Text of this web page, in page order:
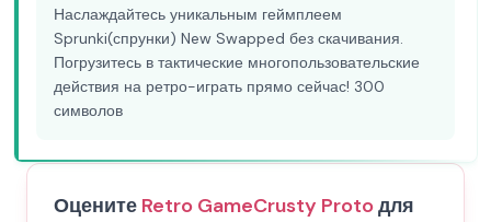
Наслаждайтесь уникальным геймплеем
Sprunki(спрунки) New Swapped без скачивания.
Погрузитесь в тактические многопользовательские
действия на ретро-играть прямо сейчас! 300
символов
Оцените Retro GameCrusty Protoдля